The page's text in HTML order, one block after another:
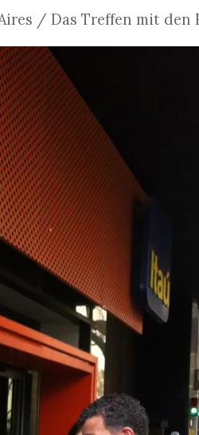
/ Das Treffen mit den